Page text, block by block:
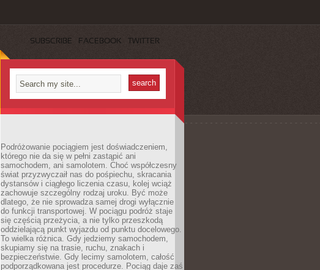
SUBSCRIBE FACEBOOK TWITTER
Podróżowanie pociągiem jest doświadczeniem,
którego nie da się w pełni zastąpić ani
samochodem, ani samolotem. Choć współczesny
świat przyzwyczaił nas do pośpiechu, skracania
dystansów i ciągłego liczenia czasu, kolej wciąż
zachowuje szczególny rodzaj uroku. Być może
dlatego, że nie sprowadza samej drogi wyłącznie
do funkcji transportowej. W pociągu podróż staje
się częścią przeżycia, a nie tylko przeszkodą
oddzielającą punkt wyjazdu od punktu docelowego.
To wielka różnica. Gdy jedziemy samochodem,
skupiamy się na trasie, ruchu, znakach i
bezpieczeństwie. Gdy lecimy samolotem, całość
podporządkowana jest procedurze. Pociąg daje zaś